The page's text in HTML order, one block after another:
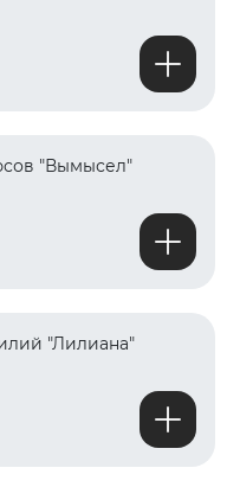
"Вымысел"
"Лилиана"